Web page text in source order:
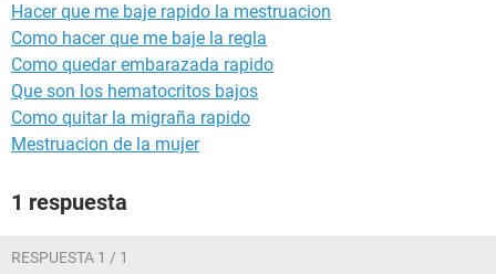
Hacer que me baje rapido la mestruacion
Como hacer que me baje la regla
Como quedar embarazada rapido
Que son los hematocritos bajos
Como quitar la migraña rapido
Mestruacion de la mujer
1 respuesta
RESPUESTA 1 / 1